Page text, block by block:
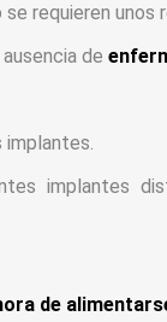
requieren unos
de
implantes.
implantes
de